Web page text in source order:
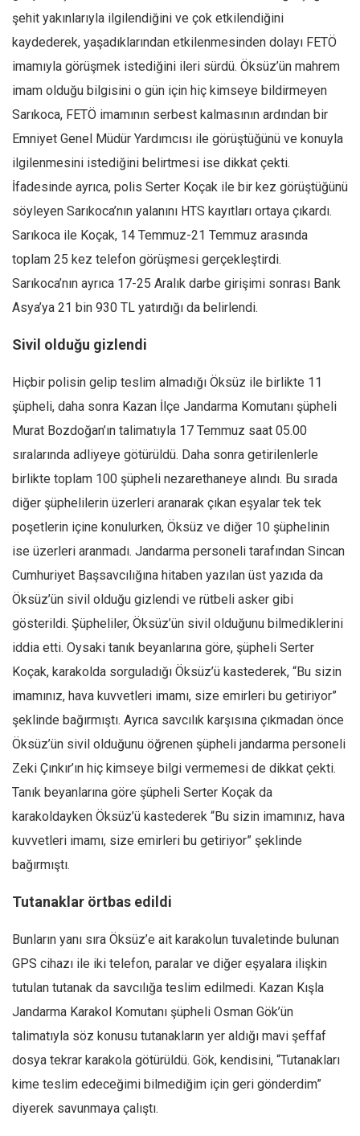
şehit yakınlarıyla ilgilendiğini ve çok etkilendiğini
kaydederek, yaşadıklarından etkilenmesinden dolayı FETÖ
imamıyla görüşmek istediğini ileri sürdü. Öksüz’ün mahrem
imam olduğu bilgisini o gün için hiç kimseye bildirmeyen
Sarıkoca, FETÖ imamının serbest kalmasının ardından bir
Emniyet Genel Müdür Yardımcısı ile görüştüğünü ve konuyla
ilgilenmesini istediğini belirtmesi ise dikkat çekti.
İfadesinde ayrıca, polis Serter Koçak ile bir kez görüştüğünü
söyleyen Sarıkoca’nın yalanını HTS kayıtları ortaya çıkardı.
Sarıkoca ile Koçak, 14 Temmuz-21 Temmuz arasında
toplam 25 kez telefon görüşmesi gerçekleştirdi.
Sarıkoca’nın ayrıca 17-25 Aralık darbe girişimi sonrası Bank
Asya’ya 21 bin 930 TL yatırdığı da belirlendi.
Sivil olduğu gizlendi
Hiçbir polisin gelip teslim almadığı Öksüz ile birlikte 11
şüpheli, daha sonra Kazan İlçe Jandarma Komutanı şüpheli
Murat Bozdoğan’ın talimatıyla 17 Temmuz saat 05.00
sıralarında adliyeye götürüldü. Daha sonra getirilenlerle
birlikte toplam 100 şüpheli nezarethaneye alındı. Bu sırada
diğer şüphelilerin üzerleri aranarak çıkan eşyalar tek tek
poşetlerin içine konulurken, Öksüz ve diğer 10 şüphelinin
ise üzerleri aranmadı. Jandarma personeli tarafından Sincan
Cumhuriyet Başsavcılığına hitaben yazılan üst yazıda da
Öksüz’ün sivil olduğu gizlendi ve rütbeli asker gibi
gösterildi. Şüpheliler, Öksüz’ün sivil olduğunu bilmediklerini
iddia etti. Oysaki tanık beyanlarına göre, şüpheli Serter
Koçak, karakolda sorguladığı Öksüz’ü kastederek, “Bu sizin
imamınız, hava kuvvetleri imamı, size emirleri bu getiriyor”
şeklinde bağırmıştı. Ayrıca savcılık karşısına çıkmadan önce
Öksüz’ün sivil olduğunu öğrenen şüpheli jandarma personeli
Zeki Çınkır’ın hiç kimseye bilgi vermemesi de dikkat çekti.
Tanık beyanlarına göre şüpheli Serter Koçak da
karakoldayken Öksüz’ü kastederek “Bu sizin imamınız, hava
kuvvetleri imamı, size emirleri bu getiriyor” şeklinde
bağırmıştı.
Tutanaklar örtbas edildi
Bunların yanı sıra Öksüz’e ait karakolun tuvaletinde bulunan
GPS cihazı ile iki telefon, paralar ve diğer eşyalara ilişkin
tutulan tutanak da savcılığa teslim edilmedi. Kazan Kışla
Jandarma Karakol Komutanı şüpheli Osman Gök’ün
talimatıyla söz konusu tutanakların yer aldığı mavi şeffaf
dosya tekrar karakola götürüldü. Gök, kendisini, “Tutanakları
kime teslim edeceğimi bilmediğim için geri gönderdim”
diyerek savunmaya çalıştı.